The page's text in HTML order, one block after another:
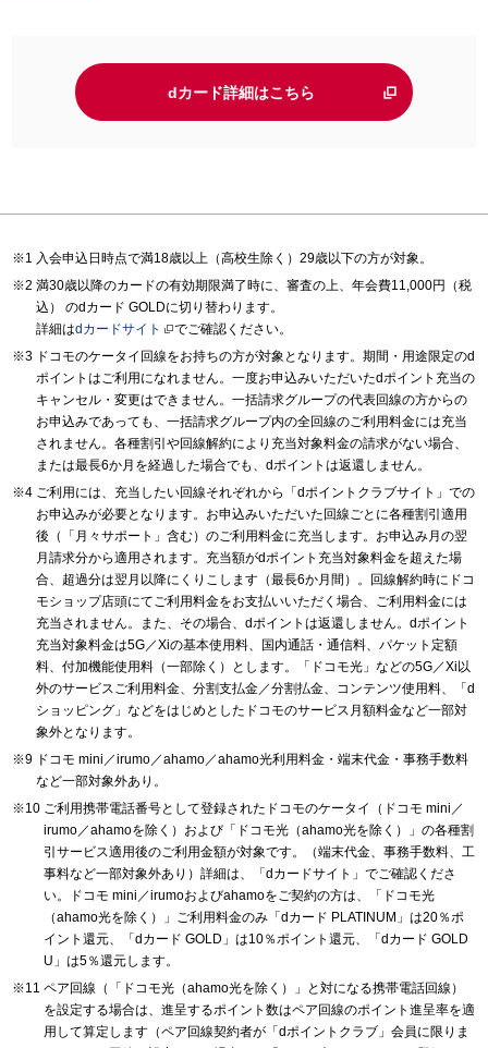
dカード詳細はこちら
入会申込日時点で満18歳以上（高校生除く）29歳以下の方が対象。
満30歳以降のカードの有効期限満了時に、審査の上、年会費11,000円（税
込） のdカード GOLDに切り替わります。
詳細はdカードサイト
でご確認ください。
ドコモのケータイ回線をお持ちの方が対象となります。期間・用途限定のd
ポイントはご利用になれません。一度お申込みいただいたdポイント充当の
キャンセル・変更はできません。一括請求グループの代表回線の方からの
お申込みであっても、一括請求グループ内の全回線のご利用料金には充当
されません。各種割引や回線解約により充当対象料金の請求がない場合、
または最長6か月を経過した場合でも、dポイントは返還しません。
ご利用には、充当したい回線それぞれから「dポイントクラブサイト」での
お申込みが必要となります。お申込みいただいた回線ごとに各種割引適用
後（「月々サポート」含む）のご利用料金に充当します。お申込み月の翌
月請求分から適用されます。充当額がdポイント充当対象料金を超えた場
合、超過分は翌月以降にくりこします（最長6か月間）。回線解約時にドコ
モショップ店頭にてご利用料金をお支払いいただく場合、ご利用料金には
充当されません。また、その場合、dポイントは返還しません。dポイント
充当対象料金は5G／Xiの基本使用料、国内通話・通信料、パケット定額
料、付加機能使用料（一部除く）とします。「ドコモ光」などの5G／Xi以
外のサービスご利用料金、分割支払金／分割払金、コンテンツ使用料、「d
ショッピング」などをはじめとしたドコモのサービス月額料金など一部対
象外となります。
ドコモ mini／irumo／ahamo／ahamo光利用料金・端末代金・事務手数料
など一部対象外あり。
ご利用携帯電話番号として登録されたドコモのケータイ（ドコモ mini／
irumo／ahamoを除く）および「ドコモ光（ahamo光を除く）」の各種割
引サービス適用後のご利用金額が対象です。（端末代金、事務手数料、工
事料など一部対象外あり）詳細は、「dカードサイト」でご確認くださ
い。ドコモ mini／irumoおよびahamoをご契約の方は、「ドコモ光
（ahamo光を除く）」ご利用料金のみ「dカード PLATINUM」は20％ポ
イント還元、「dカード GOLD」は10％ポイント還元、「dカード GOLD
U」は5％還元します。
ペア回線（「ドコモ光（ahamo光を除く）」と対になる携帯電話回線）
を設定する場合は、進呈するポイント数はペア回線のポイント進呈率を適
用して算定します（ペア回線契約者が「dポイントクラブ」会員に限りま